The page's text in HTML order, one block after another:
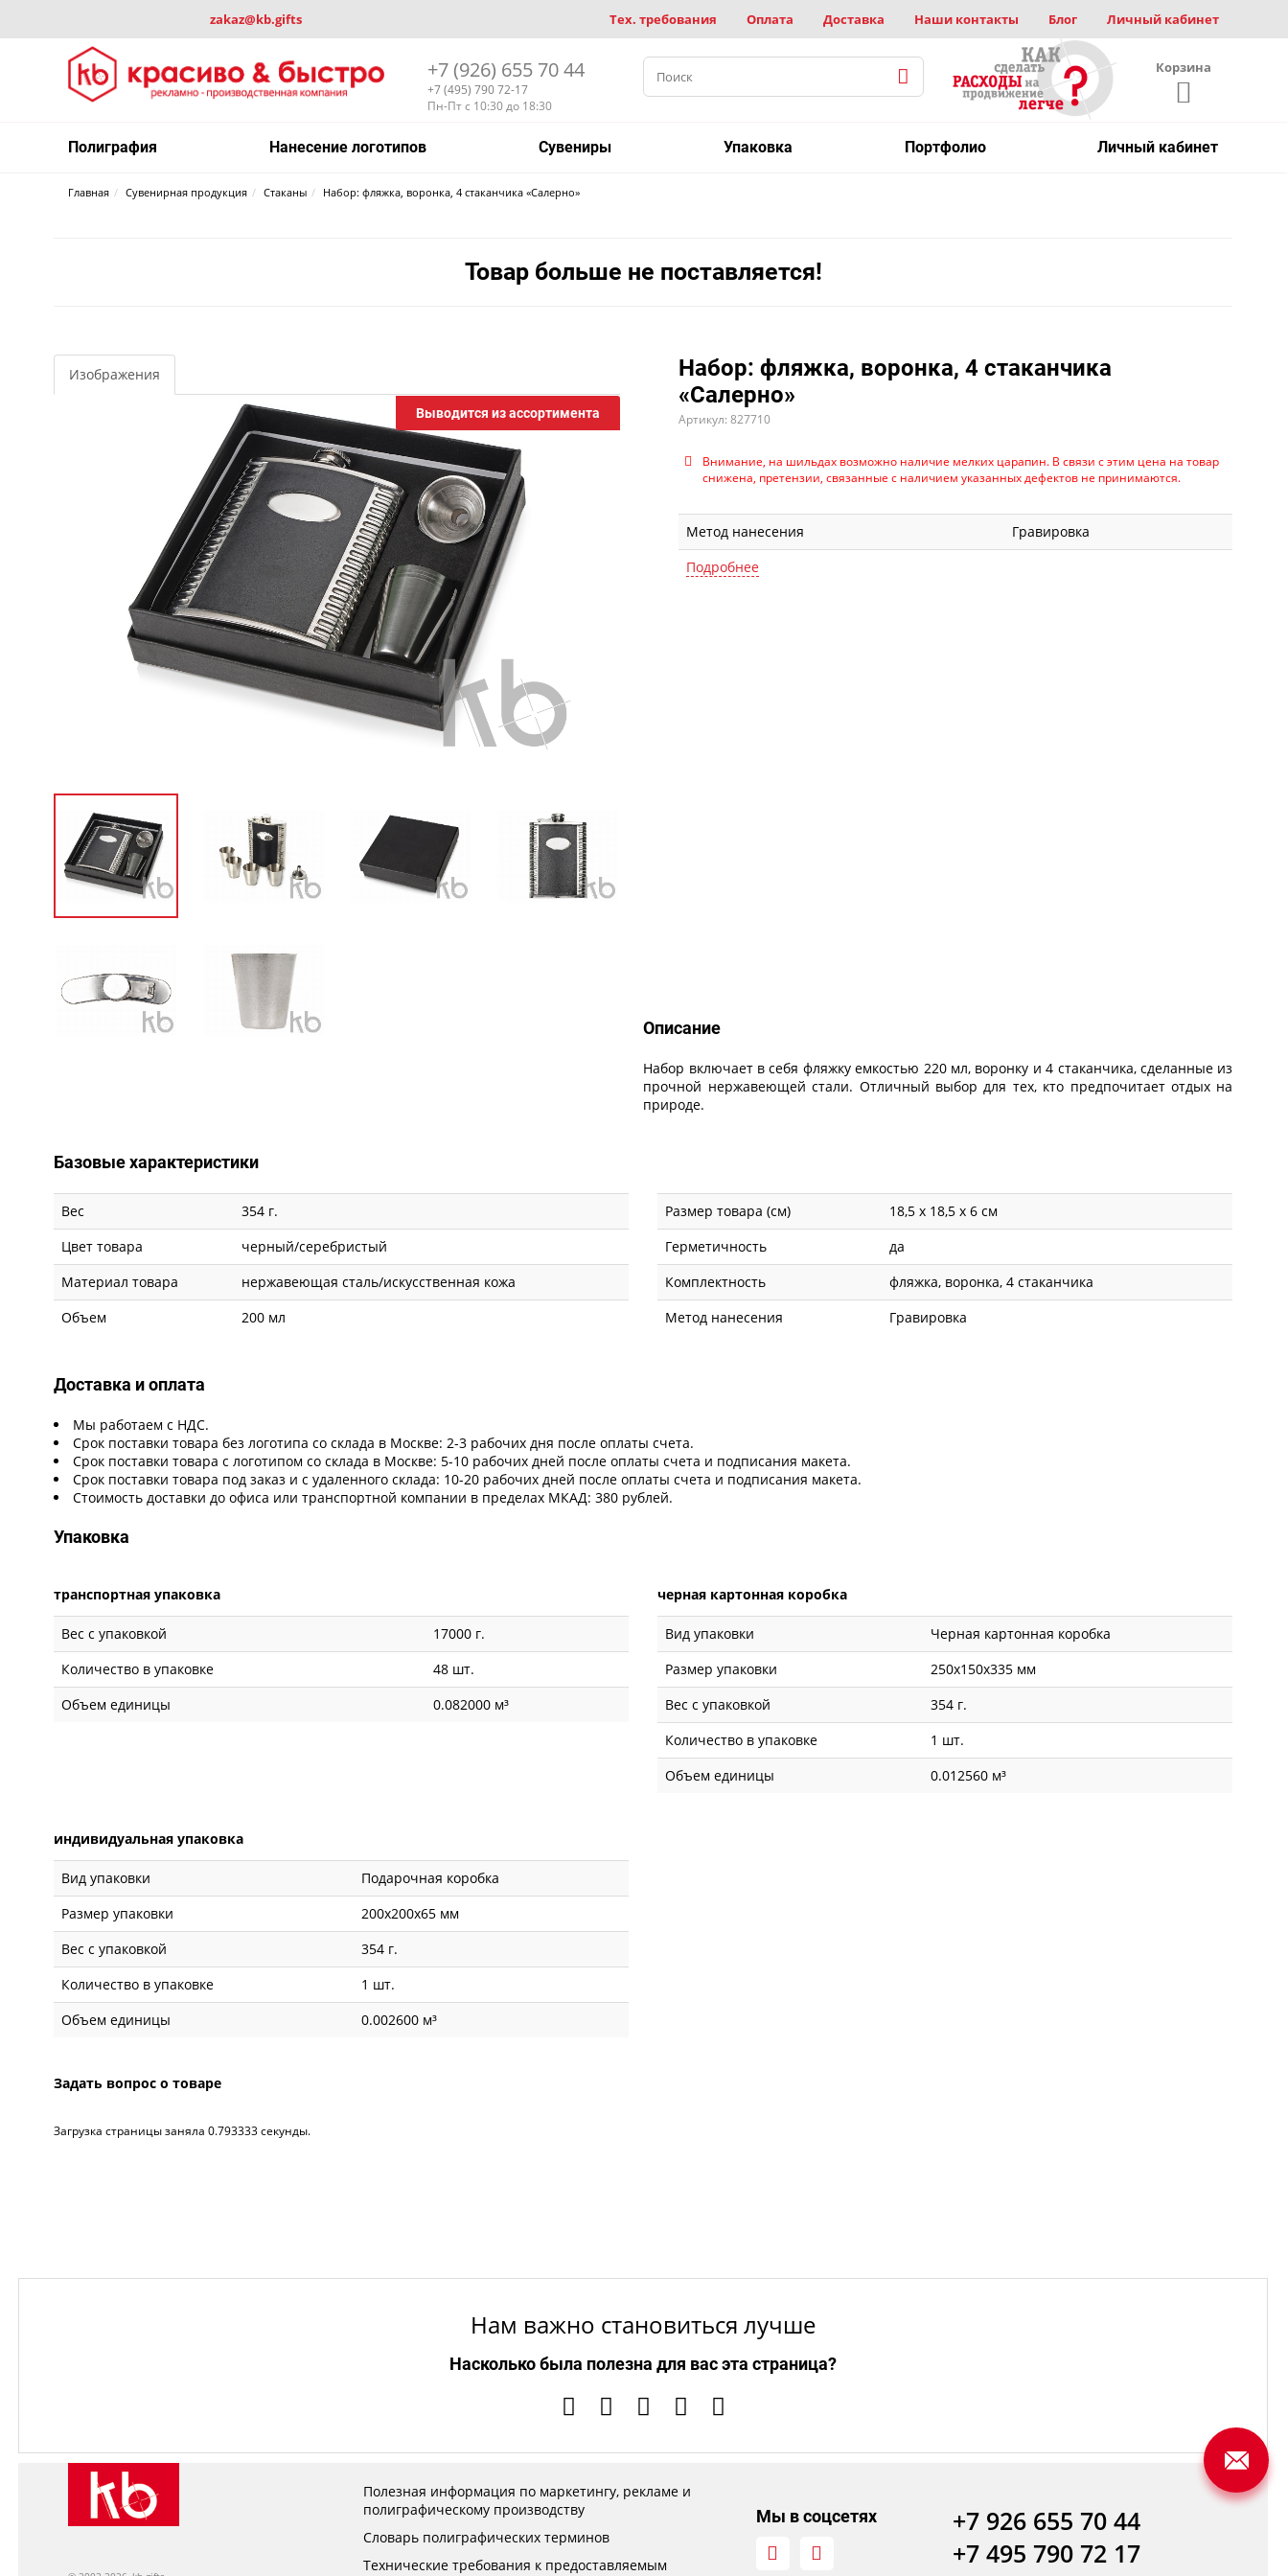
zakaz@kb.gifts Тех. требования Оплата Доставка Наши контакты Блог Личный кабинет
+7 (926) 655 70 44
+7 (495) 790 72-17
Пн-Пт с 10:30 до 18:30
Корзина
Полиграфия Нанесение логотипов Сувениры Упаковка Портфолио Личный кабинет
Главная Сувенирная продукция Стаканы Набор: фляжка, воронка, 4 стаканчика «Салерно»
Товар больше не поставляется!
Набор: фляжка, воронка, 4 стаканчика
«Салерно»
Артикул: 827710
Изображения
Выводится из ассортимента
Внимание, на шильдах возможно наличие мелких царапин. В связи с этим цена на товар
снижена, претензии, связанные с наличием указанных дефектов не принимаются.
Метод нанесения
Гравировка
Подробнее
Описание
Набор включает в себя фляжку емкостью 220 мл, воронку и 4 стаканчика, сделанные из
прочной нержавеющей стали. Отличный выбор для тех, кто предпочитает отдых на
природе.
Базовые характеристики
Вес
354 г.
Цвет товара
черный/серебристый
Материал товара
нержавеющая сталь/искусственная кожа
Объем
200 мл
Размер товара (см)
18,5 х 18,5 х 6 см
Герметичность
да
Комплектность
фляжка, воронка, 4 стаканчика
Метод нанесения
Гравировка
Доставка и оплата
Мы работаем с НДС.
Срок поставки товара без логотипа со склада в Москве: 2-3 рабочих дня после оплаты счета.
Срок поставки товара с логотипом со склада в Москве: 5-10 рабочих дней после оплаты счета и подписания макета.
Срок поставки товара под заказ и с удаленного склада: 10-20 рабочих дней после оплаты счета и подписания макета.
Стоимость доставки до офиса или транспортной компании в пределах МКАД: 380 рублей.
Упаковка
транспортная упаковка
Вес с упаковкой
17000 г.
Количество в упаковке
48 шт.
Объем единицы
0.082000 м³
черная картонная коробка
Вид упаковки
Черная картонная коробка
Размер упаковки
250x150x335 мм
Вес с упаковкой
354 г.
Количество в упаковке
1 шт.
Объем единицы
0.012560 м³
индивидуальная упаковка
Вид упаковки
Подарочная коробка
Размер упаковки
200x200x65 мм
Вес с упаковкой
354 г.
Количество в упаковке
1 шт.
Объем единицы
0.002600 м³
Задать вопрос о товаре
Загрузка страницы заняла 0.793333 секунды.
Нам важно становиться лучше
Насколько была полезна для вас эта страница?
Полезная информация по маркетингу, рекламе и
полиграфическому производству
Словарь полиграфических терминов
Технические требования к предоставляемым
Мы в соцсетях
+7 926 655 70 44
+7 495 790 72 17